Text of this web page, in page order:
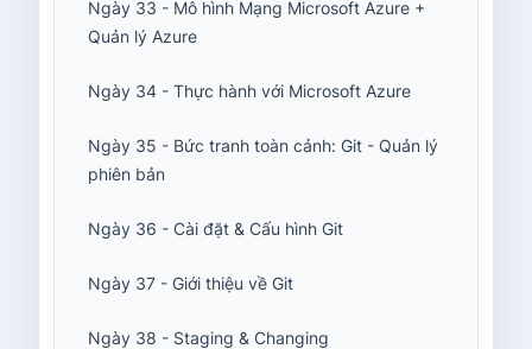
Ngày 33 - Mô hình Mạng Microsoft Azure +
Quản lý Azure
Ngày 34 - Thực hành với Microsoft Azure
Ngày 35 - Bức tranh toàn cảnh: Git - Quản lý
phiên bản
Ngày 36 - Cài đặt & Cấu hình Git
Ngày 37 - Giới thiệu về Git
Ngày 38 - Staging & Changing